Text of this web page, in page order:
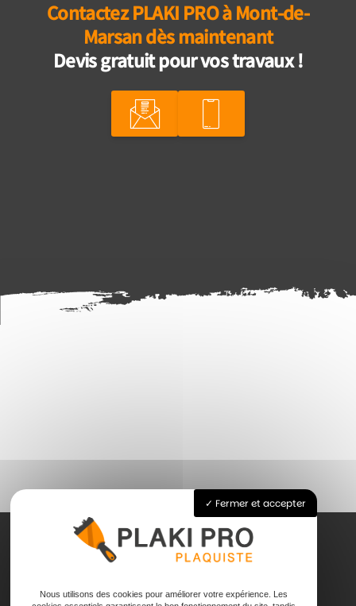
Contactez PLAKI PRO à Mont-de-
Marsan dès maintenant
Devis gratuit pour vos travaux !
Fermer et accepter
Nous utilisons des cookies pour améliorer votre expérience. Les